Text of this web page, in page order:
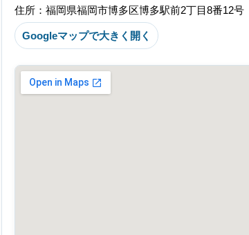
住所：福岡県福岡市博多区博多駅前2丁目8番12号
Googleマップで大きく開く